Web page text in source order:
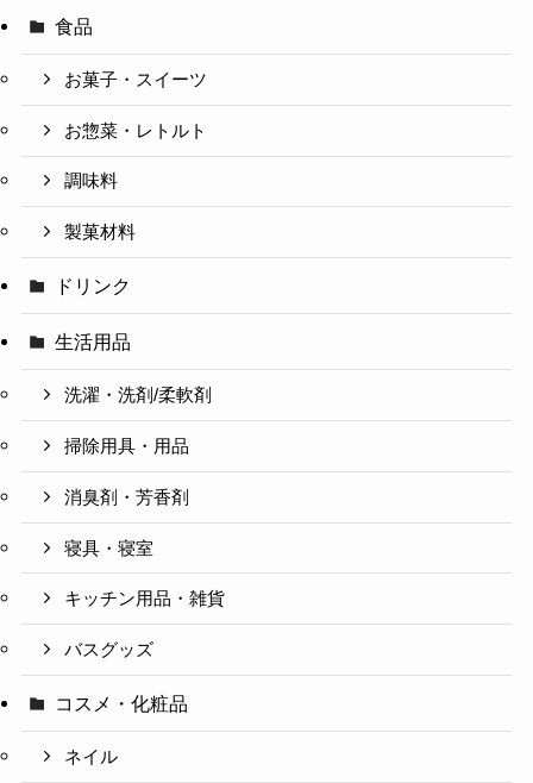
食品
お菓子・スイーツ
お惣菜・レトルト
調味料
製菓材料
ドリンク
生活用品
洗濯・洗剤/柔軟剤
掃除用具・用品
消臭剤・芳香剤
寝具・寝室
キッチン用品・雑貨
バスグッズ
コスメ・化粧品
ネイル